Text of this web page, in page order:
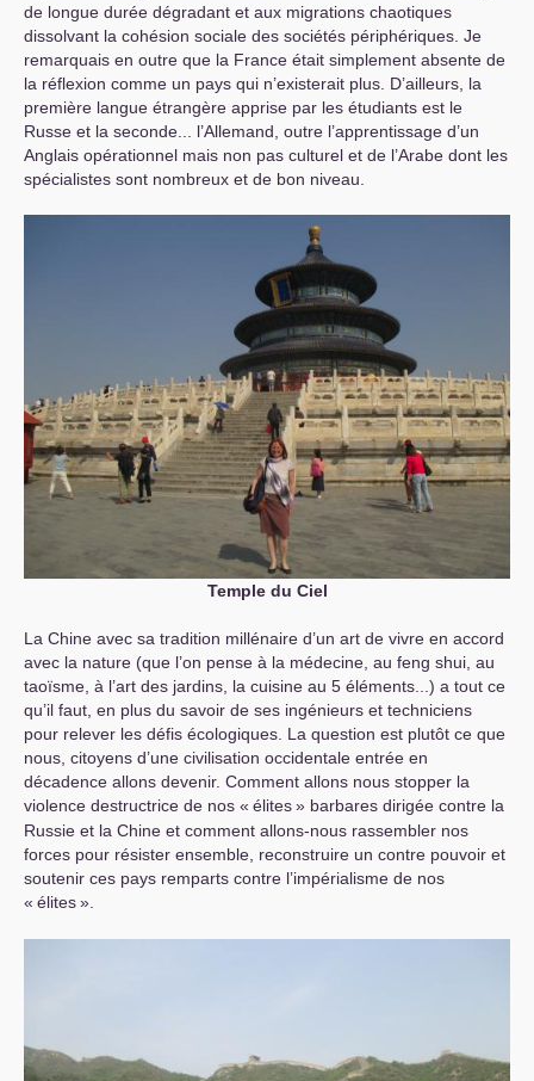
de longue durée dégradant et aux migrations chaotiques
dissolvant la cohésion sociale des sociétés périphériques. Je
remarquais en outre que la France était simplement absente de
la réflexion comme un pays qui n’existerait plus. D’ailleurs, la
première langue étrangère apprise par les étudiants est le
Russe et la seconde... l’Allemand, outre l’apprentissage d’un
Anglais opérationnel mais non pas culturel et de l’Arabe dont les
spécialistes sont nombreux et de bon niveau.
Temple du Ciel
La Chine avec sa tradition millénaire d’un art de vivre en accord
avec la nature (que l’on pense à la médecine, au feng shui, au
taoïsme, à l’art des jardins, la cuisine au 5 éléments...) a tout ce
qu’il faut, en plus du savoir de ses ingénieurs et techniciens
pour relever les défis écologiques. La question est plutôt ce que
nous, citoyens d’une civilisation occidentale entrée en
décadence allons devenir. Comment allons nous stopper la
violence destructrice de nos « élites» barbares dirigée contre la
Russie et la Chine et comment allons-nous rassembler nos
forces pour résister ensemble, reconstruire un contre pouvoir et
soutenir ces pays remparts contre l’impérialisme de nos
« élites».